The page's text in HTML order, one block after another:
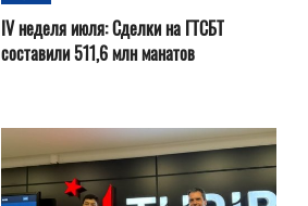
IV неделя июля: Сделки на ГТСБТ
составили 511,6 млн манатов